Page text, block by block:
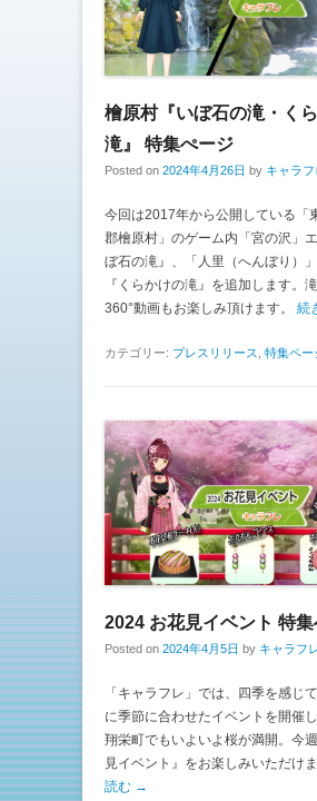
檜原村『いぼ石の滝・く
滝』 特集ぺージ
Posted on 2024年4月26日 by キャラフ
今回は2017年から公開している「
郡檜原村」のゲーム内「宮の沢」
ぼ石の滝』、「人里（へんぼり）
『くらかけの滝』を追加します。滝
360°動画もお楽しみ頂けます。 続
カテゴリー: プレスリリース, 特集ペー
2024 お花見イベント 特
Posted on 2024年4月5日 by キャラフ
「キャラフレ」では、四季を感じ
に季節に合わせたイベントを開催し
翔栄町でもいよいよ桜が満開。今
見イベント』をお楽しみいただけ
読む →